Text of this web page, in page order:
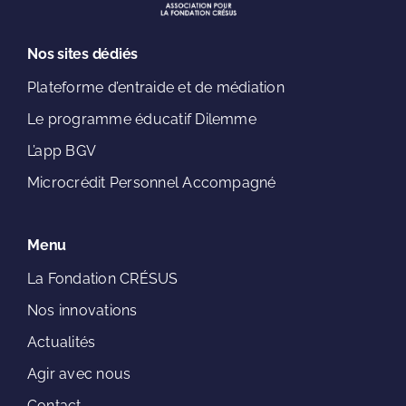
Nos sites dédiés
Plateforme d’entraide et de médiation
Le programme éducatif Dilemme
L’app BGV
Microcrédit Personnel Accompagné
Menu
La Fondation CRÉSUS
Nos innovations
Actualités
Agir avec nous